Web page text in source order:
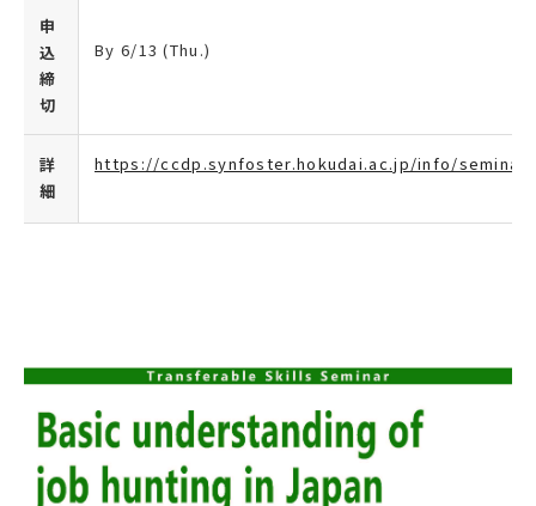
申
込
締
切
By 6/13 (Thu.)
詳
細
https://ccdp.synfoster.hokudai.ac.jp/info/